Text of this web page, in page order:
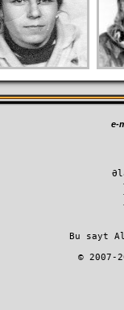
e-
         Bu sayt A
© 2007-